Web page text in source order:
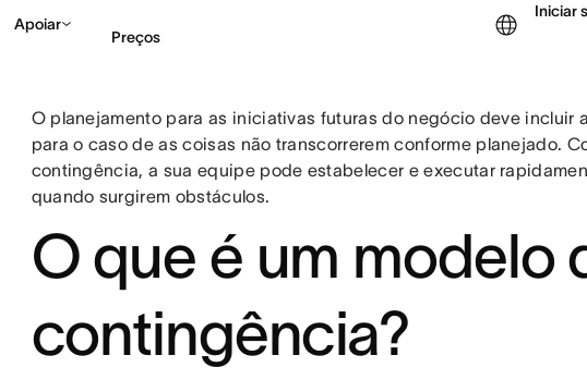
Apoiar
Preços
Iniciar
Falar com Vendas Veja uma
O planejamento para as iniciativas futuras do negócio deve incluir
para o caso de as coisas não transcorrerem conforme planejado.
contingência, a sua equipe pode estabelecer e executar
quando surgirem obstáculos.
O que é um modelo
contingência?